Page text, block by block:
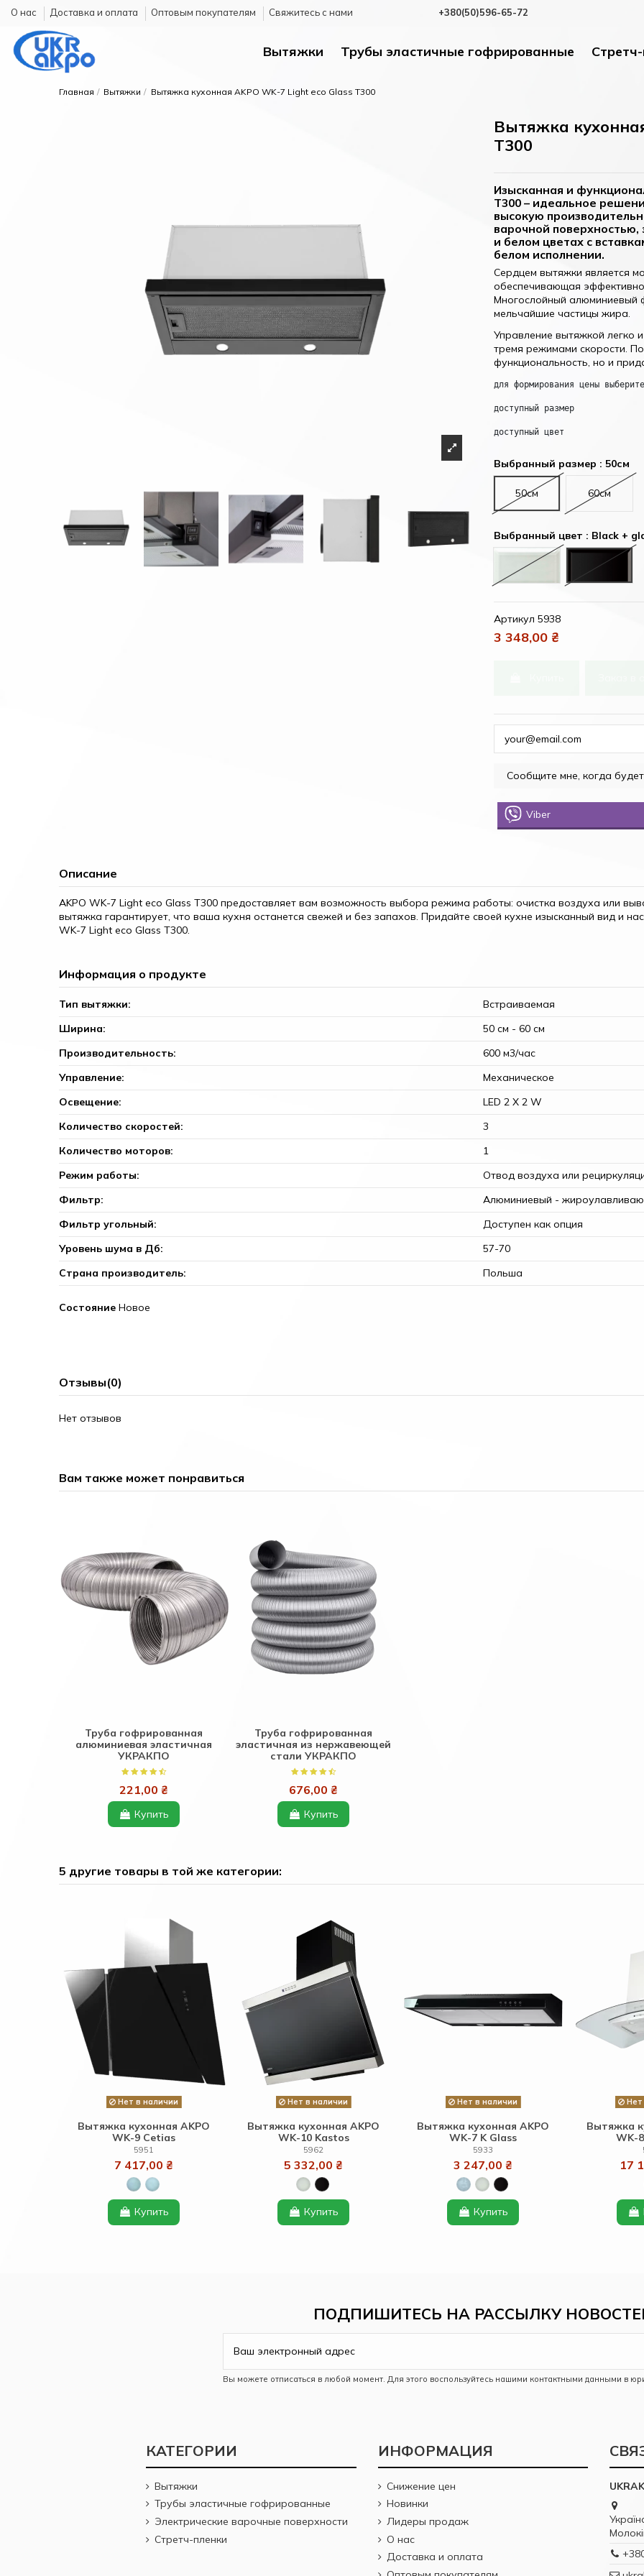
О нас Доставка и оплата Оптовым покупателям Cвяжитесь с нами +380(50)596-65-72
Вытяжки Трубы эластичные гофрированные
Главная Вытяжки Вытяжка кухонная AKPO WK-7 Light eco Glass T300
Вытяжка
T300
Изысканная и
T300 – идеальное
высокую
варочной
и белом цветах с
белом исполнении.
Сердцем вытяжки является
обеспечивающая
Многослойный алюминиевый
мельчайшие частицы жира.
Управление вытяжкой легко
тремя режимами скорости.
функциональность, но и
для формирования цены выберите
доступный размер
доступный цвет
Выбранный размер : 50см
50см 60см
Выбранный цвет : Black +
White + glass (Белый +
Black +
Артикул 5938
3 348,00 ₴
Viber
Описание
AKPO WK-7 Light eco Glass T300 предоставляет вам возможность выбора режима работы: очистка воздуха или
вытяжка гарантирует, что ваша кухня останется свежей и без запахов. Придайте своей кухне изысканный вид и
WK-7 Light eco Glass T300.
Информация о продукте
Тип вытяжки:
Встраиваемая
Ширина:
50 см - 60 см
Производительность:
600 м3/час
Управление:
Механическое
Освещение:
LED 2 Х 2 W
Количество скоростей:
3
Количество моторов:
1
Режим работы:
Отвод воздуха или
Фильтр:
Алюминиевый -
Фильтр угольный:
Доступен как опция
Уровень шума в Дб:
57-70
Страна производитель:
Польша
Состояние Новое
Отзывы(0)
Нет отзывов
Вам также может понравиться
Труба гофрированная
алюминиевая эластичная
УКРАКПО
221,00 ₴
Купить
Труба гофрированная
эластичная из нержавеющей
стали УКРАКПО
676,00 ₴
Купить
5 другие товары в той же категории:
Нет в наличии
Вытяжка кухонная AKPO
WK-9 Cetias
5951
7 417,00 ₴
Купить
Нет в наличии
Вытяжка кухонная AKPO
WK-10 Kastos
5962
5 332,00 ₴
Купить
Нет в наличии
Вытяжка кухонная AKPO
WK-7 K Glass
5933
3 247,00 ₴
Купить
Нет
Вытяжка
WK-
17
ПОДПИШИТЕСЬ НА РАССЫЛКУ
Вы можете отписаться в любой момент. Для этого воспользуйтесь нашими контактными данными в
КАТЕГОРИИ
Вытяжки
Трубы эластичные гофрированные
Электрические варочные поверхности
Стретч-пленки
ИНФОРМАЦИЯ
Снижение цен
Новинки
Лидеры продаж
О нас
Доставка и оплата